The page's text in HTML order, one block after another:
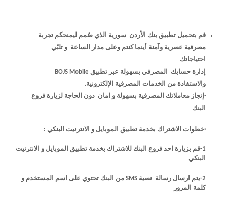
قم بتحميل تطبيق بنك الأردن سورية الذي صُمم ليمنحكم تجربة
مصرفية عصرية وآمنة أينما كنتم وعلى مدار الساعة و تلبّي
احتياجاتك
إدارة حسابك المصرفي بسهولة عبر تطبيق BOJS Mobile
والاستفادة من الخدمات المصرفية الإلكترونية.
·إنجاز معاملاتك المصرفية بسهولة و امان دون الحاجة لزيارة فروع
البنك
·خطوات الاشتراك بخدمة تطبيق الموبايل و الانترنيت البنكي :
1-قم بزيارة احد فروع البنك للاشتراك بخدمة تطبيق الموبايل و الانترنيت
البنكي
2-يتم ارسال رسالة نصية SMSمن البنك تحتوي على اسم المستخدم و
كلمة المرور